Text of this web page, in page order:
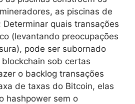
as piscinas de
Determinar quais transações
(levantando preocupações
pode ser subornado
sob certas
o backlog transações
de taxas do Bitcoin, elas
hashpower sem o